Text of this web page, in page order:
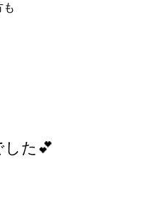
も
した💕